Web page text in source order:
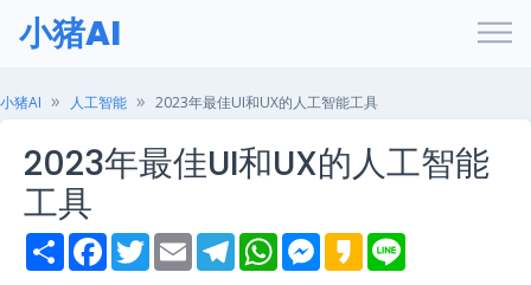
小猪AI
小猪AI 人工智能 2023年最佳UI和UX的人工智能工具
2023年最佳UI和UX的人工智能
工具
S
h
F
a
T
w
E
m
T
e
W
h
M
e
K
a